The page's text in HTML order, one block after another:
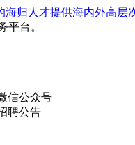
平台。
信公众号
聘公告